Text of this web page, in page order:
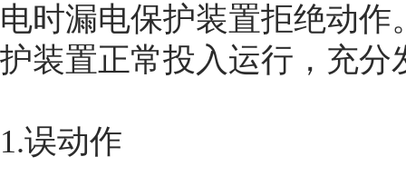
电时漏电保护装置拒绝动
护装置正常投入运行，充
1.误动作